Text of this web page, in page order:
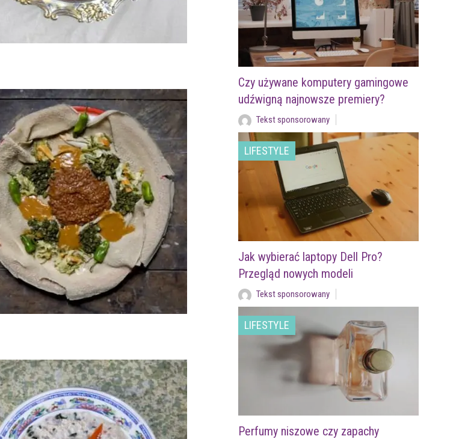
Czy używane komputery gamingowe
udźwigną najnowsze premiery?
Tekst sponsorowany
LIFESTYLE
Jak wybierać laptopy Dell Pro?
Przegląd nowych modeli
Tekst sponsorowany
LIFESTYLE
Perfumy niszowe czy zapachy